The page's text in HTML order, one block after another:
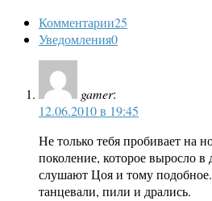
Комментарии25
Уведомления0
gamer:
12.06.2010 в 19:45
Не только тебя пробивает на
поколение, которое выросло в
слушают Цоя и тому
танцевали, пили и дрались.